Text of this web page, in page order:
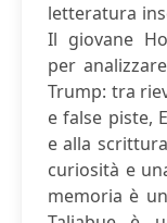
letteratura
Il giovane
per
Trump: tra
e false piste,
e alla
curiosità e
memoria è